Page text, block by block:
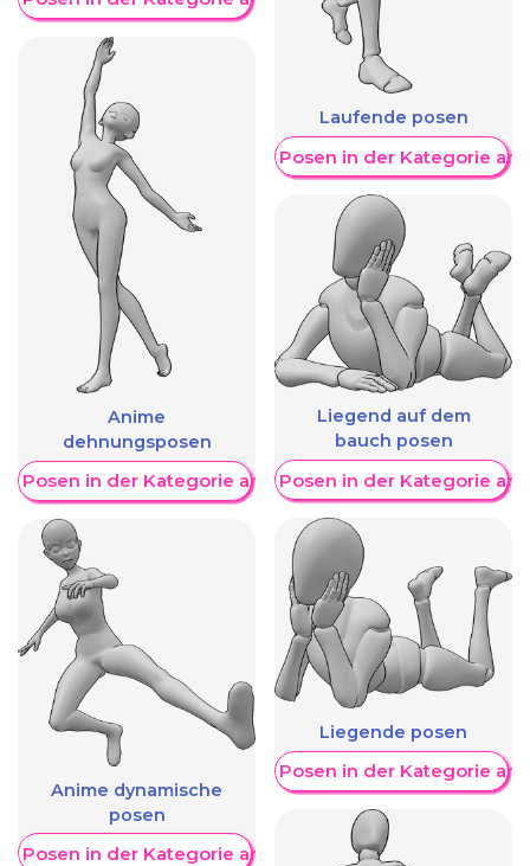
Anime
dehnungsposen
Posen in der Kategorie anzeigen
Anime dynamische
posen
Posen in der Kategorie anzeigen
Laufende posen
Weitere Posen in der Kategorie
Liegend auf dem
bauch posen
Weitere Posen in der Kategorie
Liegende posen
Weitere Posen in der Kategorie